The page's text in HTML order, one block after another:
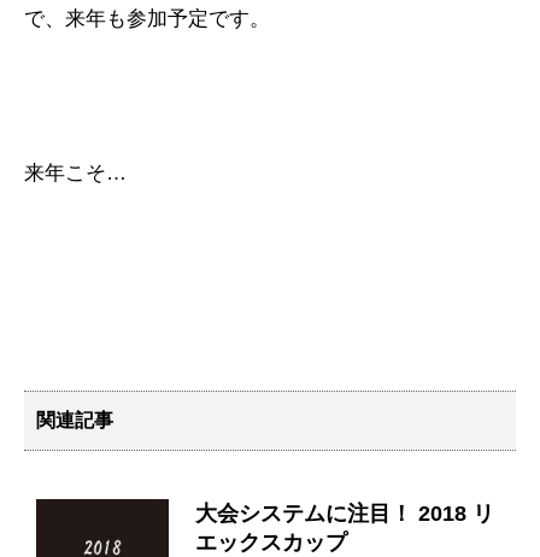
で、来年も参加予定です。
来年こそ…
関連記事
大会システムに注目！ 2018 リ
エックスカップ